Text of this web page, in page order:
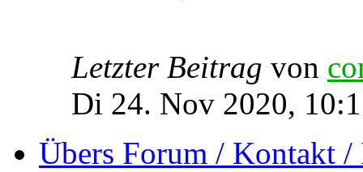
Letzter Beitrag von
Di 24. Nov 2020,
Übers Forum / Kontakt /